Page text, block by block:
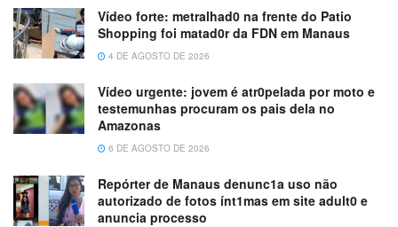
Vídeo forte: metralhad0 na frente do Patio
Shopping foi matad0r da FDN em Manaus
4 DE AGOSTO DE 2026
Vídeo urgente: jovem é atr0pelada por moto e
testemunhas procuram os pais dela no
Amazonas
6 DE AGOSTO DE 2026
Repórter de Manaus denunc1a uso não
autorizado de fotos ínt1mas em site adult0 e
anuncia processo